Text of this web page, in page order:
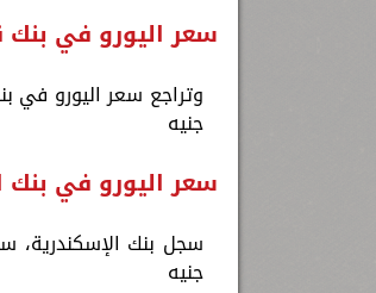
سعر اليورو في
جنيه
سعر اليورو في بنك
جنيه